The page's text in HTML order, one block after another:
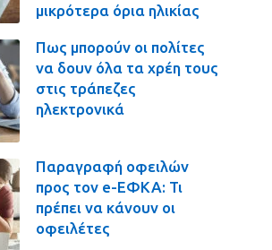
μικρότερα όρια ηλικίας
Πως μπορούν οι πολίτες
να δουν όλα τα χρέη τους
στις τράπεζες
ηλεκτρονικά
Παραγραφή οφειλών
προς τον e-ΕΦΚΑ: Τι
πρέπει να κάνουν οι
οφειλέτες